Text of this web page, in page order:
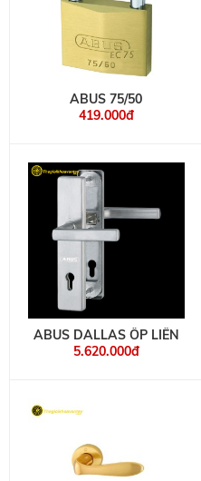
ABUS 75/50
419.000đ
ABUS DALLAS ỐP LIỀN
5.620.000đ